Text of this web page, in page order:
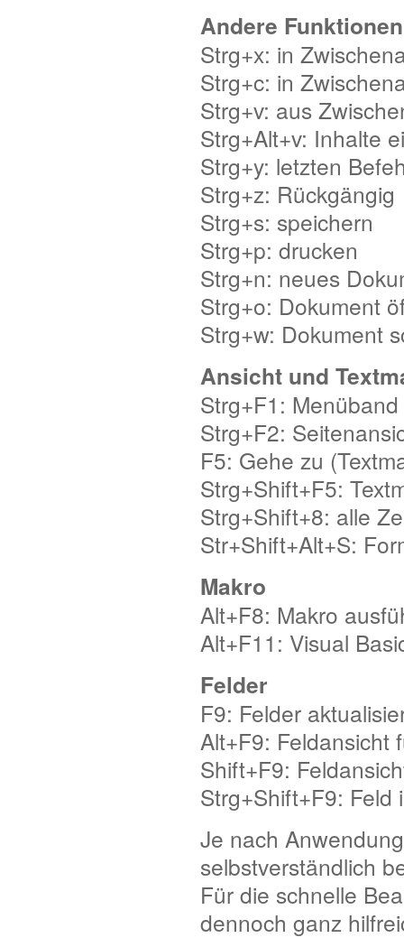
Andere Funktionen
Strg+x: in
Strg+c: in
Strg+v: aus
Strg+Alt+v: Inhalte
Strg+y: letzten
Strg+z: Rückgängig
Strg+s: speichern
Strg+p: drucken
Strg+n: neues
Strg+o: Dokument
Strg+w: Dokument
Ansicht und
Strg+F1:
Strg+F2:
F5: Gehe zu
Strg+Shift+F5:
Strg+Shift+8: alle
Str+Shift+Alt+S:
Makro
Alt+F8: Makro
Alt+F11: Visual
Felder
F9: Felder
Alt+F9: Feldansicht
Shift+F9:
Strg+Shift+F9: Feld
Je nach
selbstverständlich
Für die schnelle
dennoch ganz